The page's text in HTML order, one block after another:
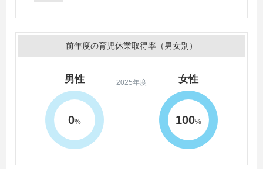
前年度の育児休業取得率（男女別）
2025年度
男性
0%
女性
100%